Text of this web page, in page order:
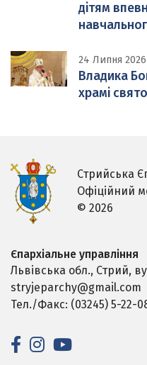
дітям
24 Липня 2026
Владика
храмі
Стрийська
Офіційний
© 2026
Єпархіальне управління
Львівська обл., Стрий,
stryjeparchy@gmail.com
Тел./Факс: (03245) 5-22-